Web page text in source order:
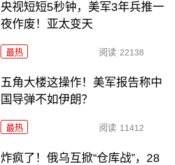
央视短短5秒钟，美军3年兵推一
夜作废！亚太变天
最热 阅读 22138
五角大楼这操作！美军报告称中
国导弹不如伊朗？
最热 阅读 11412
炸疯了！俄乌互掀“仓库战”，28